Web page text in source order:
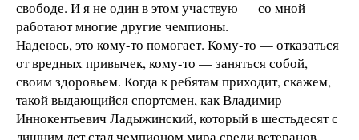
свободе. И я не один в этом участвую — со мной
работают многие другие чемпионы.
Надеюсь, это кому-то помогает. Кому-то — отказаться
от вредных привычек, кому-то — заняться собой,
своим здоровьем. Когда к ребятам приходит, скажем,
такой выдающийся спортсмен, как Владимир
Иннокентьевич Ладыжинский, который в шестьдесят с